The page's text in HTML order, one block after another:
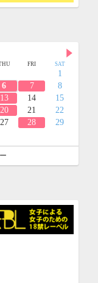
FRI SAT
1
6 7
8
13 14
15
20 21
22
27 28
29